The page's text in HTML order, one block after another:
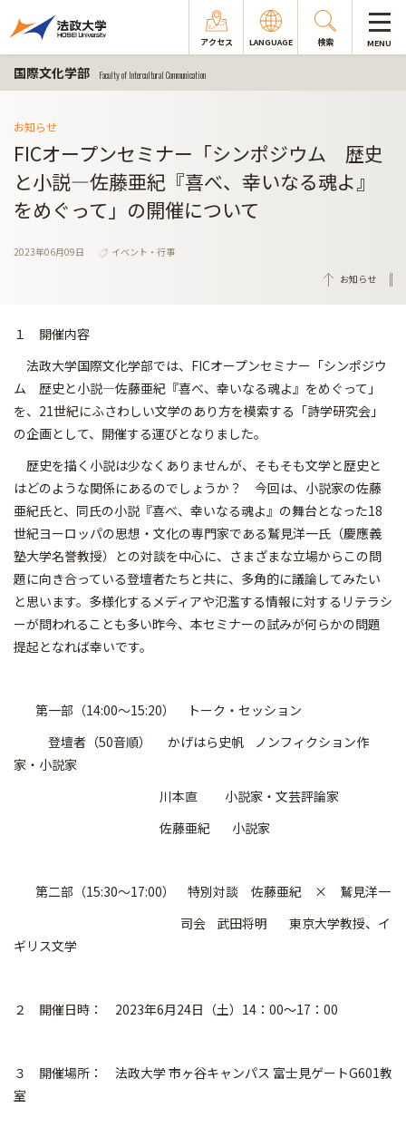
アクセス LANGUAGE 検索 MENU
国際文化学部 Faculty of Intercultural Communication
お知らせ
FICオープンセミナー「シンポジウム 歴史
と小説―佐藤亜紀『喜べ、幸いなる魂よ』
をめぐって」の開催について
2023年06月09日
イベント・行事
お知らせ
１ 開催内容
法政大学国際文化学部では、FICオープンセミナー「シンポジウ
ム 歴史と小説―佐藤亜紀『喜べ、幸いなる魂よ』をめぐって」
を、21世紀にふさわしい文学のあり方を模索する「詩学研究会」
の企画として、開催する運びとなりました。
歴史を描く小説は少なくありませんが、そもそも文学と歴史と
はどのような関係にあるのでしょうか？ 今回は、小説家の佐藤
亜紀氏と、同氏の小説『喜べ、幸いなる魂よ』の舞台となった18
世紀ヨーロッパの思想・文化の専門家である鷲見洋一氏（慶應義
塾大学名誉教授）との対談を中心に、さまざまな立場からこの問
題に向き合っている登壇者たちと共に、多角的に議論してみたい
と思います。多様化するメディアや氾濫する情報に対するリテラシ
ーが問われることも多い昨今、本セミナーの試みが何らかの問題
提起となれば幸いです。
第一部（14:00〜15:20） トーク・セッション
登壇者（50音順） かげはら史帆 ノンフィクション作
家・小説家
川本直 小説家・文芸評論家
佐藤亜紀 小説家
第二部（15:30〜17:00） 特別対談 佐藤亜紀 × 鷲見洋一
司会 武田将明 東京大学教授、イ
ギリス文学
２ 開催日時： 2023年6月24日（土）14：00〜17：00
３ 開催場所： 法政大学 市ヶ谷キャンパス 富士見ゲートG601教
室